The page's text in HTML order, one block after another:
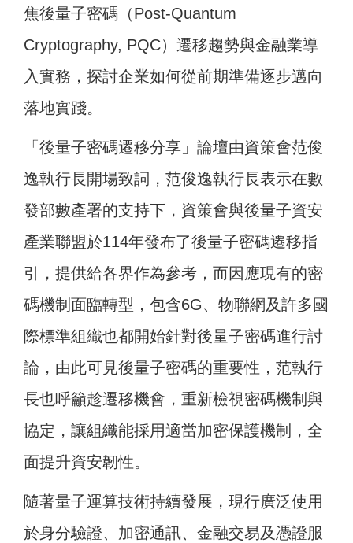
焦後量子密碼（Post-Quantum
Cryptography, PQC）遷移趨勢與金融業導
入實務，探討企業如何從前期準備逐步邁向
落地實踐。
「後量子密碼遷移分享」論壇由資策會范俊
逸執行長開場致詞，范俊逸執行長表示在數
發部數產署的支持下，資策會與後量子資安
產業聯盟於114年發布了後量子密碼遷移指
引，提供給各界作為參考，而因應現有的密
碼機制面臨轉型，包含6G、物聯網及許多國
際標準組織也都開始針對後量子密碼進行討
論，由此可見後量子密碼的重要性，范執行
長也呼籲趁遷移機會，重新檢視密碼機制與
協定，讓組織能採用適當加密保護機制，全
面提升資安韌性。
隨著量子運算技術持續發展，現行廣泛使用
於身分驗證、加密通訊、金融交易及憑證服